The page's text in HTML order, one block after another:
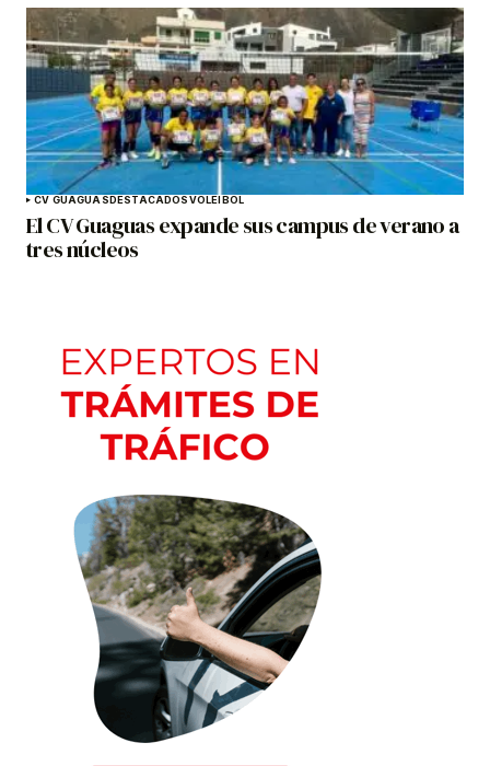
CV GUAGUASDESTACADOSVOLEIBOL
El CV Guaguas expande sus campus de verano a
tres núcleos